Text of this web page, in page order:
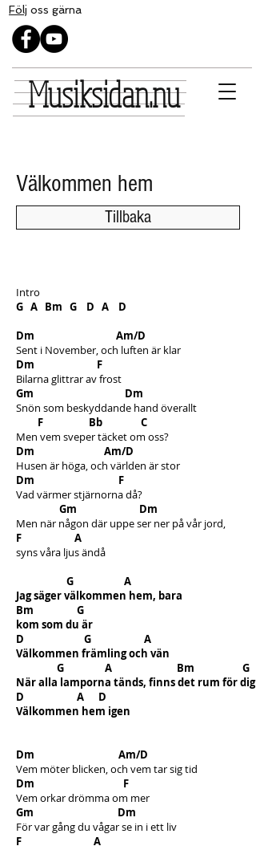
Följ oss gärna
Musiksidan.nu
Välkommen hem
Tillbaka
Intro
G A Bm G D A D
Dm Am/D
Sent i November, och luften är klar
Dm F
Bilarna glittrar av frost
Gm Dm
Snön som beskyddande hand överallt
F Bb C
Men vem sveper täcket om oss?
Dm Am/D
Husen är höga, och världen är stor
Dm F
Vad värmer stjärnorna då?
Gm
Dm
Men när någon där uppe ser ner på vår jord,
F A
syns våra ljus ändå
G A
Jag säger välkommen hem, bara
Bm G
kom som du är
D G A
Välkommen främling och vän
G A Bm G
När alla lamporna tänds, finns det rum för dig
D A D
Välkommen hem igen
Dm Am/D
Vem möter blicken, och vem tar sig tid
Dm F
Vem orkar drömma om mer
Gm Dm
För var gång du vågar se in i ett liv
F A